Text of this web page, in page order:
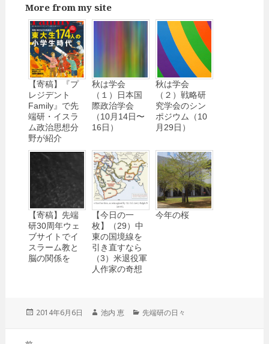
More from my site
【寄稿】『プ
レジデント
Family』で先
端研・イスラ
ム政治思想分
野が紹介
秋は学会
（１）日本国
際政治学会
（10月14日〜
16日）
秋は学会
（２）戦略研
究学会のシン
ポジウム（10
月29日）
【寄稿】先端
研30周年ウェ
ブサイトでイ
スラーム教と
脳の関係を
【今日の一
枚】（29）中
東の国境線を
引き直すなら
（3）米退役軍
人作家の奇想
今年の桜
投
2014年6月6日
作
池内 恵
カ
先端研の日々